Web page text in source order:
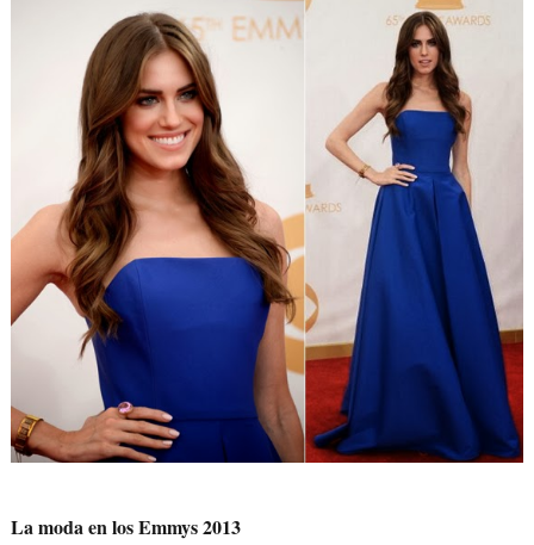
La moda en los Emmys 2013